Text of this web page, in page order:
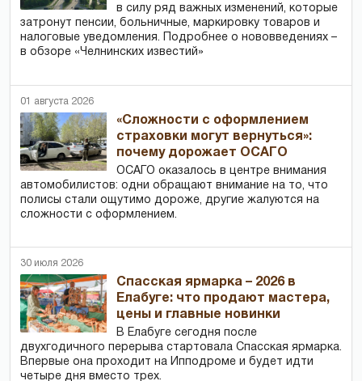
в силу ряд важных изменений, которые
затронут пенсии, больничные, маркировку товаров и
налоговые уведомления. Подробнее о нововведениях –
в обзоре «Челнинских известий»
01 августа 2026
«Сложности с оформлением
страховки могут вернуться»:
почему дорожает ОСАГО
ОСАГО оказалось в центре внимания
автомобилистов: одни обращают внимание на то, что
полисы стали ощутимо дороже, другие жалуются на
сложности с оформлением.
30 июля 2026
Спасская ярмарка – 2026 в
Елабуге: что продают мастера,
цены и главные новинки
В Елабуге сегодня после
двухгодичного перерыва стартовала Спасская ярмарка.
Впервые она проходит на Ипподроме и будет идти
четыре дня вместо трех.